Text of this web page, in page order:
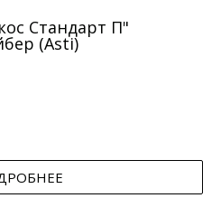
Стандарт П"
(Asti)